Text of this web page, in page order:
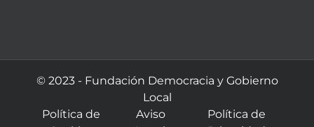
© 2023 - Fundación Democracia y Gobierno
Local
Política de
Aviso
Política de